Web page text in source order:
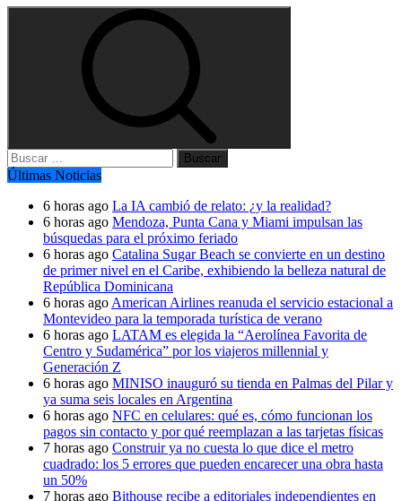
Buscar:
Últimas Noticias
6 horas ago La IA cambió de relato: ¿y la realidad?
6 horas ago Mendoza, Punta Cana y Miami impulsan las
búsquedas para el próximo feriado
6 horas ago Catalina Sugar Beach se convierte en un destino
de primer nivel en el Caribe, exhibiendo la belleza natural de
República Dominicana
6 horas ago American Airlines reanuda el servicio estacional a
Montevideo para la temporada turística de verano
6 horas ago LATAM es elegida la “Aerolínea Favorita de
Centro y Sudamérica” por los viajeros millennial y
Generación Z
6 horas ago MINISO inauguró su tienda en Palmas del Pilar y
ya suma seis locales en Argentina
6 horas ago NFC en celulares: qué es, cómo funcionan los
pagos sin contacto y por qué reemplazan a las tarjetas físicas
7 horas ago Construir ya no cuesta lo que dice el metro
cuadrado: los 5 errores que pueden encarecer una obra hasta
un 50%
7 horas ago Bithouse recibe a editoriales independientes en